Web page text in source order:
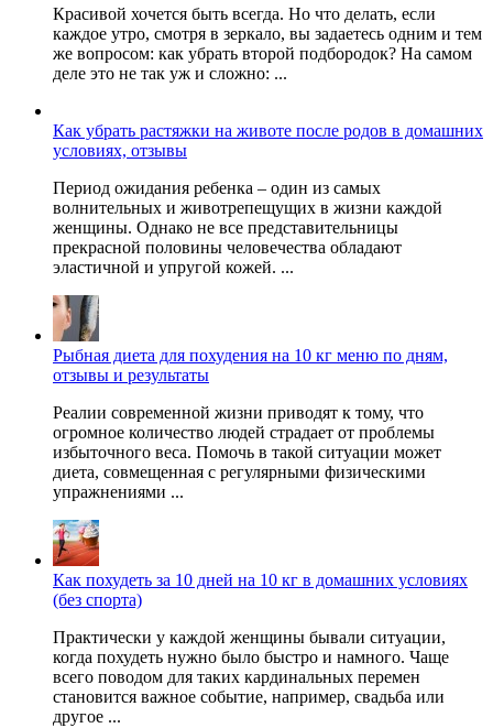
Красивой хочется быть всегда. Но что делать, если
каждое утро, смотря в зеркало, вы задаетесь одним и тем
же вопросом: как убрать второй подбородок? На самом
деле это не так уж и сложно: ...
Как убрать растяжки на животе после родов в домашних
условиях, отзывы
Период ожидания ребенка – один из самых
волнительных и животрепещущих в жизни каждой
женщины. Однако не все представительницы
прекрасной половины человечества обладают
эластичной и упругой кожей. ...
Рыбная диета для похудения на 10 кг меню по дням,
отзывы и результаты
Реалии современной жизни приводят к тому, что
огромное количество людей страдает от проблемы
избыточного веса. Помочь в такой ситуации может
диета, совмещенная с регулярными физическими
упражнениями ...
Как похудеть за 10 дней на 10 кг в домашних условиях
(без спорта)
Практически у каждой женщины бывали ситуации,
когда похудеть нужно было быстро и намного. Чаще
всего поводом для таких кардинальных перемен
становится важное событие, например, свадьба или
другое ...